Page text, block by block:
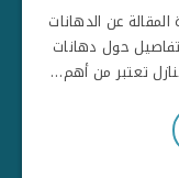
عن الدهانات
حول دهانات
تعتبر من أهم…